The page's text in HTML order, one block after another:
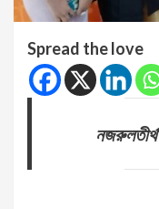
Spread the love